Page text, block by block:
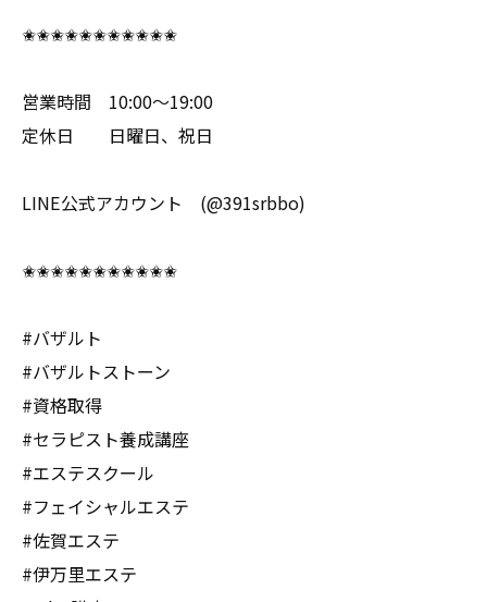
✬✬✬✬✬✬✬✬✬✬✬
営業時間 10:00〜19:00
定休日 日曜日、祝日
LINE公式アカウント (@391srbbo)
✬✬✬✬✬✬✬✬✬✬✬
#バザルト
#バザルトストーン
#資格取得
#セラピスト養成講座
#エステスクール
#フェイシャルエステ
#佐賀エステ
#伊万里エステ